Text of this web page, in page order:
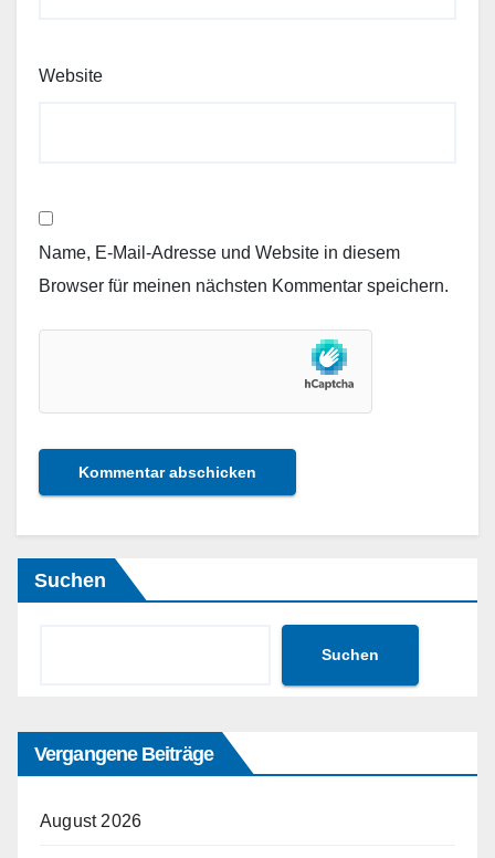
Website
Name, E-Mail-Adresse und Website in diesem
Browser für meinen nächsten Kommentar speichern.
Suchen
Suchen
Vergangene Beiträge
August 2026